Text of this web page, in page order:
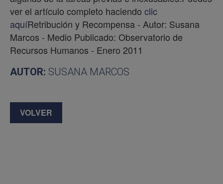
ver el artículo completo haciendo clic
aquíRetribución y Recompensa - Autor: Susana
Marcos - Medio Publicado: Observatorio de
Recursos Humanos - Enero 2011
AUTOR: SUSANA MARCOS
VOLVER